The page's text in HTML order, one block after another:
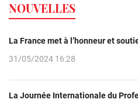
NOUVELLES
La France met à l’honneur et
31/05/2024 16:28
La Journée Internationale du